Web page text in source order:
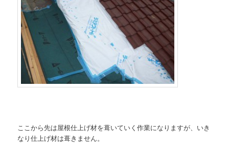
ここから先は屋根仕上げ材を葺いていく作業になりますが、いき
なり仕上げ材は葺きません。